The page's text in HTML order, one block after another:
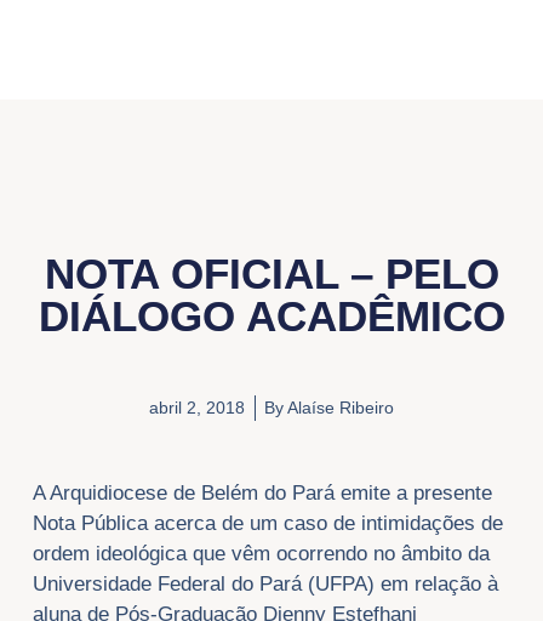
NOTA OFICIAL – PELO
DIÁLOGO ACADÊMICO
abril 2, 2018 ByAlaíse Ribeiro
A Arquidiocese de Belém do Pará emite a presente
Nota Pública acerca de um caso de intimidações de
ordem ideológica que vêm ocorrendo no âmbito da
Universidade Federal do Pará (UFPA) em relação à
aluna de Pós-Graduação Dienny Estefhani